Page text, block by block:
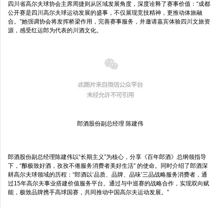
四川省高尔夫球协会主席周捷则从区域发展角度，深度诠释了赛事价值：“成都
公开赛是四川高尔夫球运动发展的盛事，不仅展现竞技精神，更推动体旅融
合。”她强调协会将发挥桥梁作用，完善赛事服务，并邀请嘉宾体验四川文旅资
源，感受红运郎为代表的川酒文化。
郎酒股份副总经理 陈建伟
郎酒股份副总经理陈建伟以“长期主义”为核心，分享《百年郎酒》总纲领指导
下，“酿极致好酒，孜孜不倦服务消费者美好生活” 的使命。同时介绍了郎酒深
耕高尔夫球领域的历程：“郎酒以‘品质、品牌、品味’三品战略服务消费者，通
过15年高尔夫事业搭建价值服务平台。通过与中巡赛的战略合作，实现双向赋
能，极致品牌携手高球国赛，共同推动中国高尔夫运动发展。”